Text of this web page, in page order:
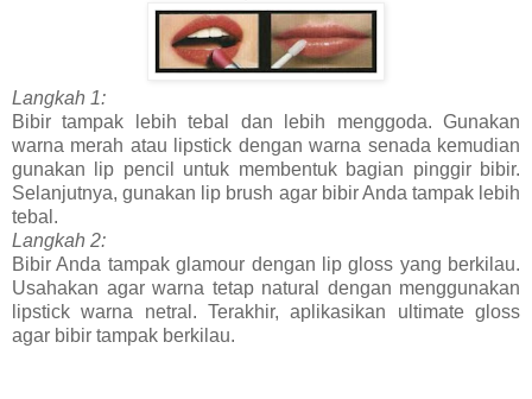
Langkah 1:
Bibir tampak lebih tebal dan lebih menggoda. Gunakan
warna merah atau lipstick dengan warna senada kemudian
gunakan lip pencil untuk membentuk bagian pinggir bibir.
Selanjutnya, gunakan lip brush agar bibir Anda tampak lebih
tebal.
Langkah 2:
Bibir Anda tampak glamour dengan lip gloss yang berkilau.
Usahakan agar warna tetap natural dengan menggunakan
lipstick warna netral. Terakhir, aplikasikan ultimate gloss
agar bibir tampak berkilau.